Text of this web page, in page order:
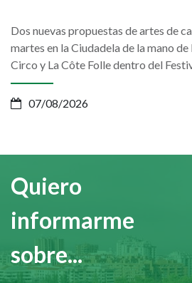
Dos nuevas propuestas de artes de
martes en la Ciudadela de la mano
Circo y La Côte Folle dentro del
07/08/2026
Quiero
informarme
sobre...